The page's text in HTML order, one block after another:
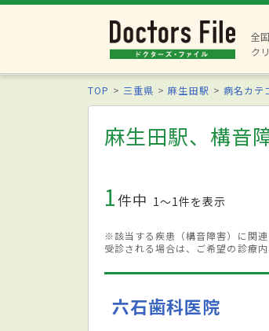
全
ク
TOP 三重県 麻生田駅 病名カテ
麻生田駅、構音
1件中 1〜1件を表示
※該当する疾患（構音障害）に関
受診される場合は、ご希望の診療
六石歯科医院